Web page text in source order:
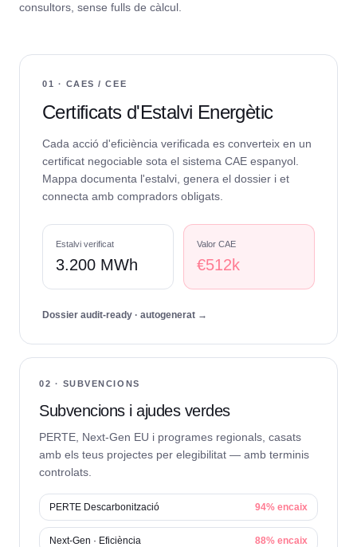
consultors, sense fulls de càlcul.
01 · CAES / CEE
Certificats d'Estalvi Energètic
Cada acció d'eficiència verificada es converteix en un
certificat negociable sota el sistema CAE espanyol.
Mappa documenta l'estalvi, genera el dossier i et
connecta amb compradors obligats.
Estalvi verificat
3.200 MWh
Valor CAE
€512k
Dossier audit-ready · autogenerat →
02 · SUBVENCIONS
Subvencions i ajudes verdes
PERTE, Next-Gen EU i programes regionals, casats
amb els teus projectes per elegibilitat — amb terminis
controlats.
PERTE Descarbonització 94% encaix
Next-Gen · Eficiència 88% encaix